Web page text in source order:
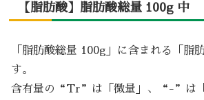
【脂肪酸】脂肪酸総量 100g 中
「脂肪酸総量 100g」に含まれる「脂
す。
含有量の“Tr”は「微量」、“-”は「